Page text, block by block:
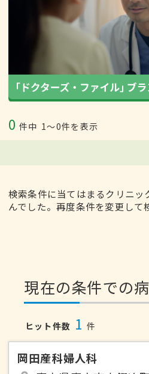
0 件中 1〜0件を表示
検索条件に当てはまるクリニッ
んでした。再度条件を変更して
現在の条件での
ヒット件数 1 件
岡田産科婦人科